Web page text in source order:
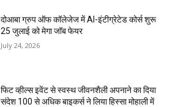
दोआबा ग्रुप ऑफ कॉलेजेज में AI-इंटीग्रेटेड कोर्स शुरू
25 जुलाई को मेगा जॉब फेयर
July 24, 2026
फिट व्हील्स इवेंट से स्वस्थ जीवनशैली अपनाने का दिया
संदेश 100 से अधिक बाइकर्स ने लिया हिस्सा मोहाली में